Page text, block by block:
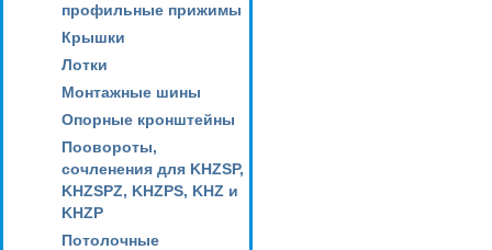
профильные прижимы
Крышки
Лотки
Монтажные шины
Опорные кронштейны
Поовороты,
сочленения для KHZSP,
KHZSPZ, KHZPS, KHZ и
KHZP
Потолочные